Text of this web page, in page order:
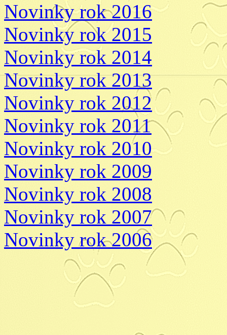
Novinky rok 2016
Novinky rok 2015
Novinky rok 2014
Novinky rok 2013
Novinky rok 2012
Novinky rok 2011
Novinky rok 2010
Novinky rok 2009
Novinky rok 2008
Novinky rok 2007
Novinky rok 2006